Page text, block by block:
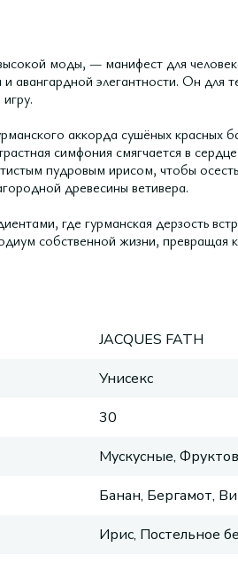
моды, — манифест для
авангардной элегантности. Он для
аккорда сушёных красных
симфония смягчается в
пудровым ирисом, чтобы
древесины ветивера.
где гурманская дерзость
собственной жизни, превращая
JACQUES FATH
Унисекс
30
Мускусные,
Банан, Бергамот,
Ирис, Постельное